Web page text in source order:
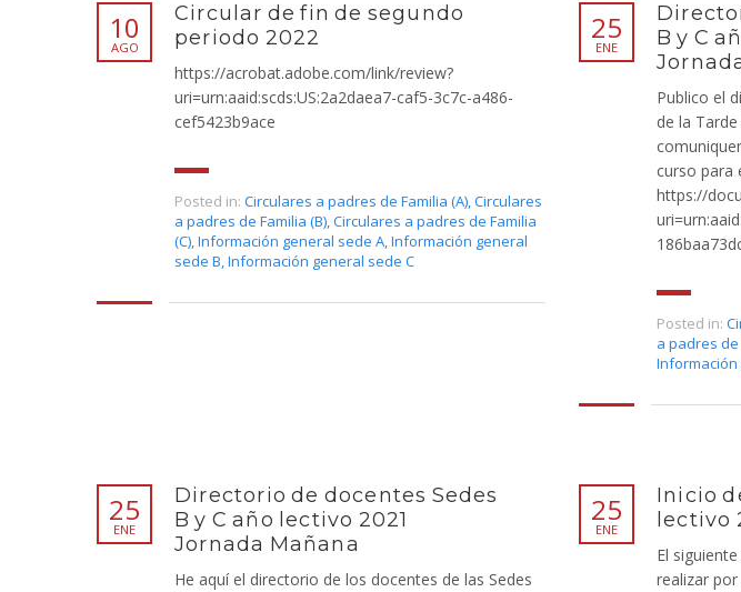
10
AGO
Circular de fin de segundo
periodo 2022
https://acrobat.adobe.com/link/review?
uri=urn:aaid:scds:US:2a2daea7-caf5-3c7c-a486-
cef5423b9ace
Posted in: Circulares a padres de Familia (A),Circulares
a padres de Familia (B),Circulares a padres de Familia
(C),Información general sede A,Información general
sede B,Información general sede C
25
ENE
B y C
Publico el
de la
curso para
https://
Posted in:
a padres de
Información
25
ENE
Directorio de docentes Sedes
B y C año lectivo 2021
Jornada Mañana
He aquí el directorio de los docentes de las Sedes
25
ENE
Inicio
lectivo
El
realizar